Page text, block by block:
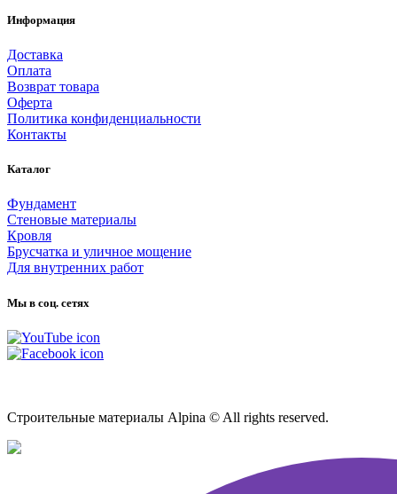
Информация
Доставка
Оплата
Возврат товара
Оферта
Политика конфиденциальности
Контакты
Каталог
Фундамент
Стеновые материалы
Кровля
Брусчатка и уличное мощение
Для внутренних работ
Мы в соц. сетях
Строительные материалы Alpina © All rights reserved.